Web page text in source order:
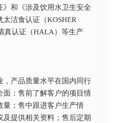
和《涉及饮用水卫生安全
洁食认证（KOSHER
真认证（HALA）等生产
，产品质量水平在国内同行
面：售前了解客户的项目情
量；售中跟进客户生产情
提供相关资料；售后定期